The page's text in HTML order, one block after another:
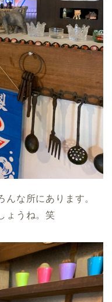
んな所にあります。
ょうね。笑